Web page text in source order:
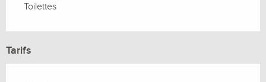
Toilettes
Tarifs